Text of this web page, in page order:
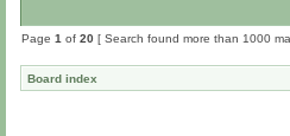
Page 1 of 20 [ Search found more than 1000
Board index